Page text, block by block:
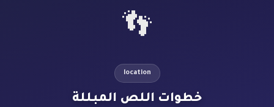
👣
location
خطوات اللص المبللة